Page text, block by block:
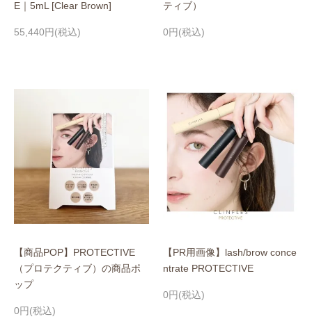
E｜5mL [Clear Brown]
55,440円(税込)
ティブ）
0円(税込)
【商品POP】PROTECTIVE
（プロテクティブ）の商品ポ
ップ
0円(税込)
【PR用画像】lash/brow conce
ntrate PROTECTIVE
0円(税込)